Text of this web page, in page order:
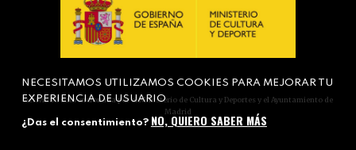
Actividad subvencionada por el Ministerio de Cultura y Deportes y el Ayuntamiento de
Madrid
NECESITAMOS UTILIZAMOS COOKIES PARA MEJORAR TU
EXPERIENCIA DE USUARIO
¿Das el consentimiento? NO, QUIERO SABER MÁS